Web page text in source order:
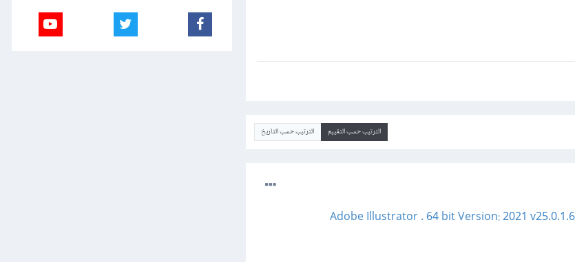
الترتيب حسب التقييم الترتيب حسب التاريخ
Adobe Illustrator . 64 bit Version: 2021